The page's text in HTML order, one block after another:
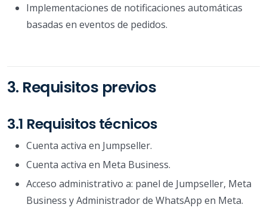
Implementaciones de notificaciones automáticas
basadas en eventos de pedidos.
3. Requisitos previos
3.1 Requisitos técnicos
Cuenta activa en Jumpseller.
Cuenta activa en Meta Business.
Acceso administrativo a: panel de Jumpseller, Meta
Business y Administrador de WhatsApp en Meta.